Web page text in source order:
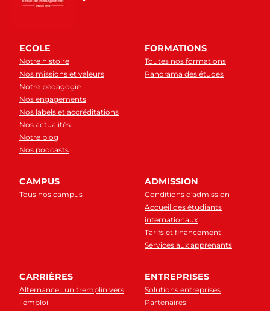
ECOLE
Notre histoire
Nos missions et valeurs
Notre pédagogie
Nos engagements
Nos labels et accréditations
Nos actualités
Notre blog
Nos podcasts
FORMATIONS
Toutes nos formations
Panorama des études
CAMPUS
Tous nos campus
ADMISSION
Conditions d'admission
Accueil des étudiants
internationaux
Tarifs et financement
Services aux apprenants
CARRIÈRES
Alternance : un tremplin vers
l’emploi
ENTREPRISES
Solutions entreprises
Partenaires